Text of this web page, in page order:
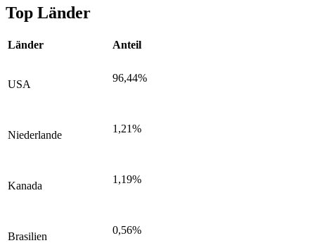
Top Länder
Länder Anteil
USA
96,44%
Niederlande
1,21%
Kanada
1,19%
Brasilien
0,56%